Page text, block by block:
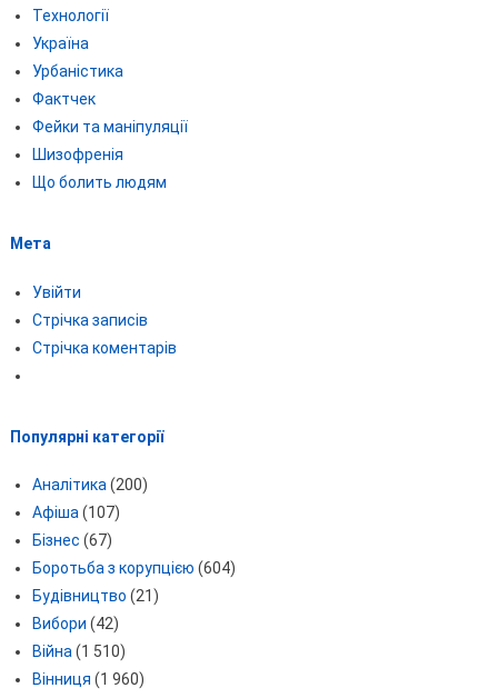
Технології
Україна
Урбаністика
Фактчек
Фейки та маніпуляції
Шизофренія
Що болить людям
Мета
Увійти
Стрічка записів
Стрічка коментарів
Популярні категорії
Аналітика (200)
Афіша (107)
Бізнес (67)
Боротьба з корупцією (604)
Будівництво (21)
Вибори (42)
Війна (1 510)
Вінниця (1 960)